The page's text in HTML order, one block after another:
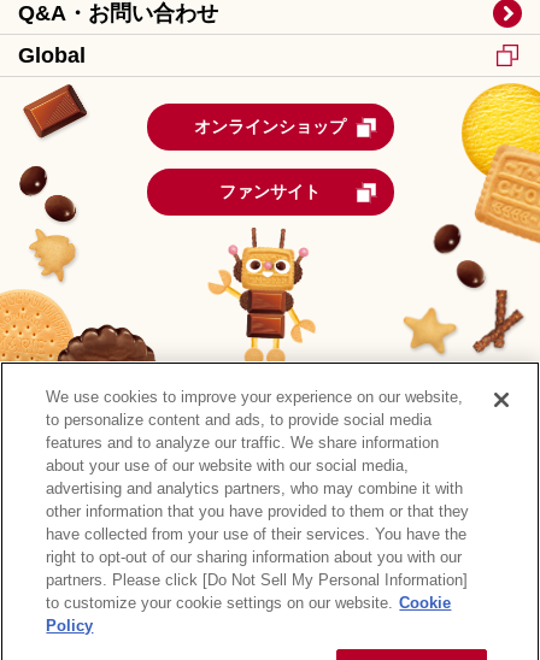
Q&A・お問い合わせ
Global
オンラインショップ
ファンサイト
森永製菓公式アカウント一覧
サイトマップ RSSの配信について
プライバシーポリシー
ウェブアクセシビリティ
ご利用規約 リンク
We use cookies to improve your experience on our website,
to personalize content and ads, to provide social media
features and to analyze our traffic. We share information
about your use of our website with our social media,
advertising and analytics partners, who may combine it with
other information that you have provided to them or that they
have collected from your use of their services. You have the
right to opt-out of our sharing information about you with our
partners. Please click [Do Not Sell My Personal Information]
to customize your cookie settings on our website. Cookie
Policy